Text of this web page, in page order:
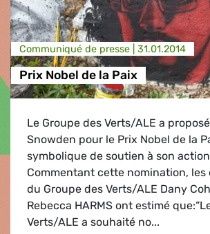
Communiqué de presse | 31.01.2014
Prix Nobel de la Paix
Le Groupe des Verts/ALE a
Snowden pour le Prix Nobel de la
symbolique de soutien à son
Commentant cette nomination, les
du Groupe des Verts/ALE Dany
Rebecca HARMS ont estimé
Verts/ALE a souhaité no...